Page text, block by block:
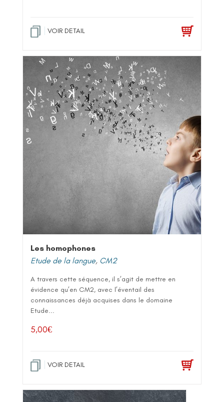
VOIR DETAIL
Les homophones
Etude de la langue, CM2
A travers cette séquence, il s’agit de mettre en
évidence qu’en CM2, avec l’éventail des
connaissances déjà acquises dans le domaine
Etude...
5,00€
VOIR DETAIL